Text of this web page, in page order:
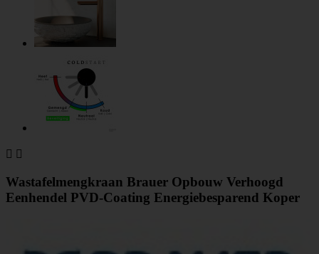
 
Wastafelmengkraan Brauer Opbouw Verhoogd
Eenhendel PVD-Coating Energiebesparend Koper